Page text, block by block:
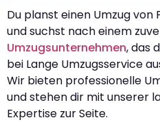
Du planst einen Umzug
und suchst nach einem
Umzugsunternehmen, das
bei Lange Umzugsservice
Wir bieten professionelle
und stehen dir mit unserer
Expertise zur Seite.